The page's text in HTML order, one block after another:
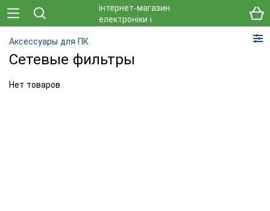
Аксессуары для ПК
Сетевые фильтры
Нет товаров